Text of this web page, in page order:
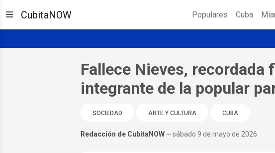
CubitaNOW Populares Cuba
Fallece Nieves, recordada
integrante de la popular
SOCIEDAD ARTE Y CULTURA CUBA
Redacción de CubitaNOW ~ sábado 9 de mayo de 2026